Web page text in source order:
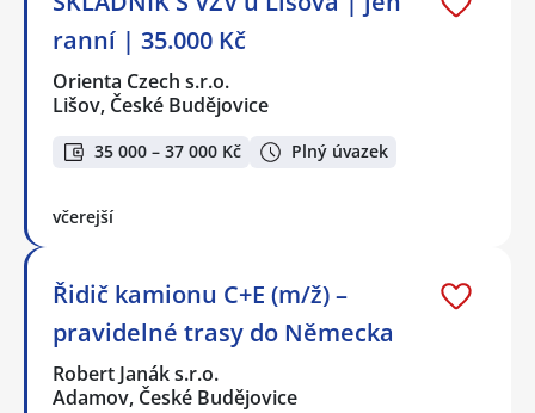
ranní | 35.000 Kč
Orienta Czech s.r.o.
Lišov, České Budějovice
35 000 – 37 000 Kč Plný úvazek
včerejší
Řidič kamionu C+E (m/ž) –
pravidelné trasy do Německa
Robert Janák s.r.o.
Adamov, České Budějovice